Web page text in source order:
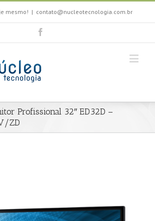
mesmo! | contato@nucleotecnologia.com.br
Profissional 32″ ED32D –
ZD